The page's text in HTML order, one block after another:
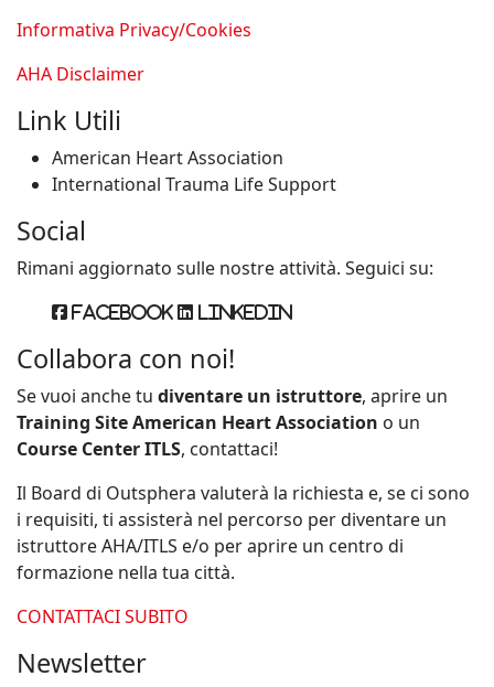
Informativa Privacy/Cookies
AHA Disclaimer
Link Utili
American Heart Association
International Trauma Life Support
Social
Rimani aggiornato sulle nostre attività. Seguici su:
Facebook Linkedin
Collabora con noi!
Se vuoi anche tu diventare un istruttore, aprire un
Training Site American Heart Association o un
Course Center ITLS, contattaci!
Il Board di Outsphera valuterà la richiesta e, se ci sono
i requisiti, ti assisterà nel percorso per diventare un
istruttore AHA/ITLS e/o per aprire un centro di
formazione nella tua città.
CONTATTACI SUBITO
Newsletter